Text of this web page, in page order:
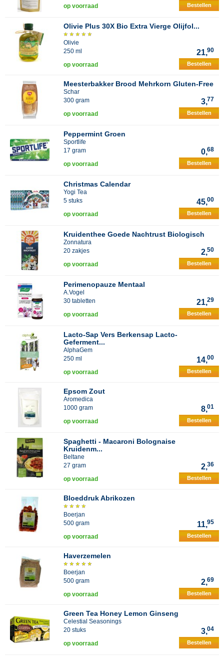
op voorraad Bestellen
Olivie Plus 30X Bio Extra Vierge Olijfol...
Olivie
250 ml
21,90
op voorraad Bestellen
Meesterbakker Brood Mehrkorn Gluten-Free
Schar
300 gram
3,77
op voorraad Bestellen
Peppermint Groen
Sportlife
17 gram
0,68
op voorraad Bestellen
Christmas Calendar
Yogi Tea
5 stuks
45,00
op voorraad Bestellen
Kruidenthee Goede Nachtrust Biologisch
Zonnatura
20 zakjes
2,50
op voorraad Bestellen
Perimenopauze Mentaal
A.Vogel
30 tabletten
21,29
op voorraad Bestellen
Lacto-Sap Vers Berkensap Lacto-
Geferment...
AlphaGem
250 ml
14,00
op voorraad Bestellen
Epsom Zout
Aromedica
1000 gram
8,01
op voorraad Bestellen
Spaghetti - Macaroni Bolognaise
Kruidenm...
Beltane
27 gram
2,36
op voorraad Bestellen
Bloeddruk Abrikozen
Boerjan
500 gram
11,95
op voorraad Bestellen
Haverzemelen
Boerjan
500 gram
2,69
op voorraad Bestellen
Green Tea Honey Lemon Ginseng
Celestial Seasonings
20 stuks
3,04
op voorraad Bestellen